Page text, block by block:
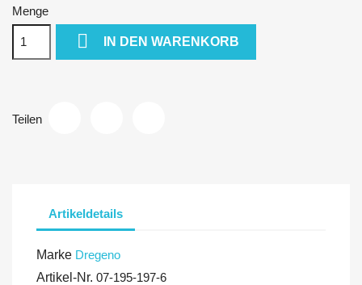
Menge
 IN DEN WARENKORB
Teilen
Artikeldetails
Marke Dregeno
Artikel-Nr. 07-195-197-6